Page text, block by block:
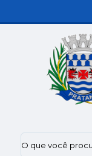
O que você